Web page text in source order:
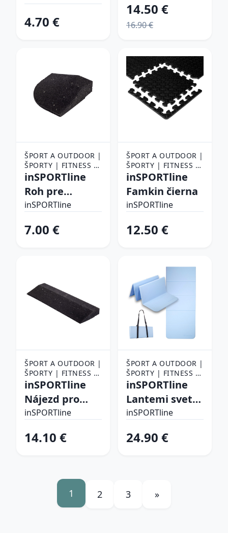
4.70 €
14.50 €
16.90 €
ŠPORT A OUTDOOR |
ŠPORTY | FITNESS |
POMÔCKY NA
PODLOŽKY NA
CVIČENIE
inSPORTline
Roh pre
podložky
Dot 4cm 1ks
inSPORTline
7.00 €
ŠPORT A OUTDOOR |
ŠPORTY | FITNESS |
POMÔCKY NA
PODLOŽKY NA
CVIČENIE
inSPORTline
Famkin čierna
inSPORTline
12.50 €
ŠPORT A OUTDOOR |
ŠPORTY | FITNESS |
POMÔCKY NA
PODLOŽKY NA
CVIČENIE
inSPORTline
Nájezd pro
podložky
Dot 50x15x4cm
inSPORTline
14.10 €
ŠPORT A OUTDOOR |
ŠPORTY | FITNESS |
POMÔCKY NA
PODLOŽKY NA
CVIČENIE
inSPORTline
Lantemi svetlo
modrá
inSPORTline
24.90 €
1 2 3 »